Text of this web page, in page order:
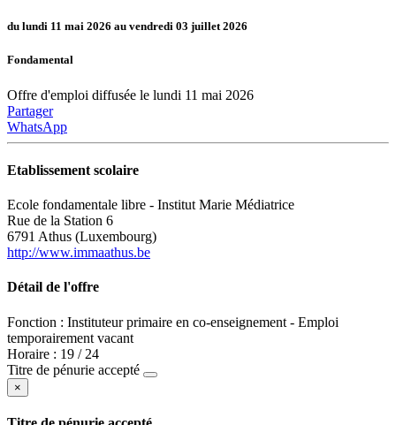
du lundi 11 mai 2026 au vendredi 03 juillet 2026
Fondamental
Offre d'emploi diffusée le lundi 11 mai 2026
Partager
WhatsApp
Etablissement scolaire
Ecole fondamentale libre - Institut Marie Médiatrice
Rue de la Station 6
6791 Athus (Luxembourg)
http://www.immaathus.be
Détail de l'offre
Fonction : Instituteur primaire en co-enseignement - Emploi
temporairement vacant
Horaire : 19 / 24
Titre de pénurie accepté
×